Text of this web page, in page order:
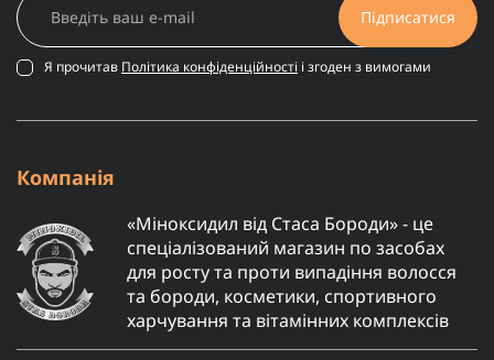
Підписатися
Я прочитав Політика конфіденційності і згоден з вимогами
Компанія
«Міноксидил від Стаса Бороди» - це
спеціалізований магазин по засобах
для росту та проти випадіння волосся
та бороди, косметики, спортивного
харчування та вітамінних комплексів